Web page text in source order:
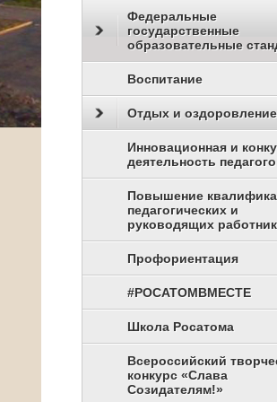
Федеральные
государственные
образовательные
Воспитание
Отдых и
Инновационная и
деятельность
Повышение
педагогических и
руководящих
Профориентация
#РОСАТОМВМЕСТЕ
Школа Росатома
Всероссийский
конкурс «Слава
Созидателям!»